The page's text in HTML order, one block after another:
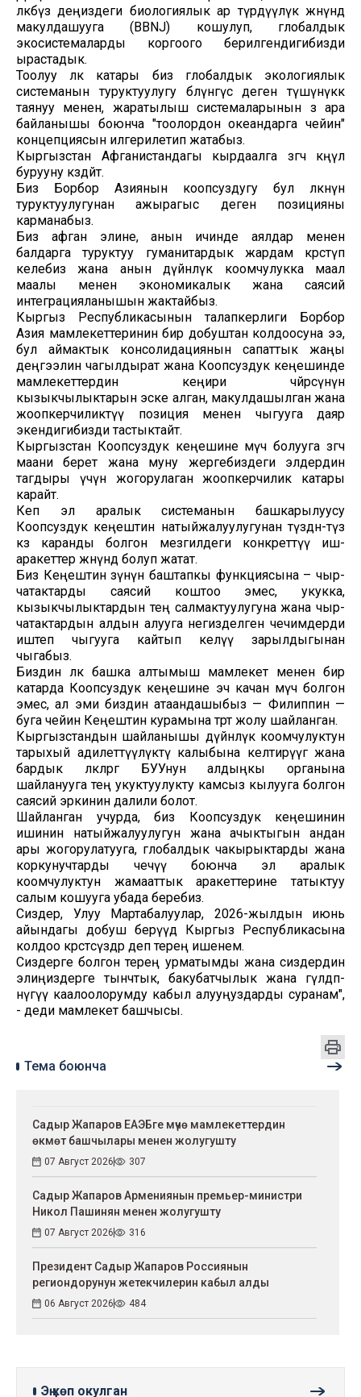
өлкөбүз деңиздеги биологиялык ар түрдүүлүк жөнүндө
макулдашууга (BBNJ) кошулуп, глобалдык
экосистемаларды коргоого берилгендигибизди
ырастадык.
Тоолуу өлкө катары биз глобалдык экологиялык
системанын туруктуулугу бөлүнгүс деген түшүнүккө
таянуу менен, жаратылыш системаларынын өз ара
байланышы боюнча "тоолордон океандарга чейин"
концепциясын илгерилетип жатабыз.
Кыргызстан Афганистандагы кырдаалга өзгөчө көңүл
бурууну көздөйт.
Биз Борбор Азиянын коопсуздугу бул өлкөнүн
туруктуулугунан ажырагыс деген позицияны
карманабыз.
Биз афган элине, анын ичинде аялдар менен
балдарга туруктуу гуманитардык жардам көрсөтүп
келебиз жана анын дүйнөлүк коомчулукка маал
маалы менен экономикалык жана саясий
интеграцияланышын жактайбыз.
Кыргыз Республикасынын талапкерлиги Борбор
Азия мамлекеттеринин бир добуштан колдоосуна ээ,
бул аймактык консолидациянын сапаттык жаңы
деңгээлин чагылдырат жана Коопсуздук кеңешинде
мамлекеттердин кеңири чөйрөсүнүн
кызыкчылыктарын эске алган, макулдашылган жана
жоопкерчиликтүү позиция менен чыгууга даяр
экендигибизди тастыктайт.
Кыргызстан Коопсуздук кеңешине мүчө болууга өзгөчө
маани берет жана муну жергебиздеги элдердин
тагдыры үчүн жогорулаган жоопкерчилик катары
карайт.
Кеп эл аралык системанын башкарылуусу
Коопсуздук кеңештин натыйжалуулугунан түздөн-түз
көз каранды болгон мезгилдеги конкреттүү иш-
аракеттер жөнүндө болуп жатат.
Биз Кеңештин өзүнүн баштапкы функциясына – чыр-
чатактарды саясий коштоо эмес, укукка,
кызыкчылыктардын тең салмактуулугуна жана чыр-
чатактардын алдын алууга негизделген чечимдерди
иштеп чыгууга кайтып келүү зарылдыгынан
чыгабыз.
Биздин өлкө башка алтымыш мамлекет менен бир
катарда Коопсуздук кеңешине эч качан мүчө болгон
эмес, ал эми биздин атаандашыбыз — Филиппин —
буга чейин Кеңештин курамына төрт жолу шайланган.
Кыргызстандын шайланышы дүйнөлүк коомчулуктун
тарыхый адилеттүүлүктү калыбына келтирүүгө жана
бардык өлкөлөргө БУУнун алдыңкы органына
шайланууга тең укуктуулукту камсыз кылууга болгон
саясий эркинин далили болот.
Шайланган учурда, биз Коопсуздук кеңешинин
ишинин натыйжалуулугун жана ачыктыгын андан
ары жогорулатууга, глобалдык чакырыктарды жана
коркунучтарды чечүү боюнча эл аралык
коомчулуктун жамааттык аракеттерине татыктуу
салым кошууга убада беребиз.
Сиздер, Улуу Мартабалуулар, 2026-жылдын июнь
айындагы добуш берүүдө Кыргыз Республикасына
колдоо көрсөтөсүздөр деп терең ишенем.
Сиздерге болгон терең урматымды жана сиздердин
элиңиздерге тынчтык, бакубатчылык жана гүлдөп-
өнүгүү каалоолорумду кабыл алууңуздарды суранам",
- деди мамлекет башчысы.
Тема боюнча
Садыр Жапаров ЕАЭБге мүчө мамлекеттердин
өкмөт башчылары менен жолугушту
07 Август 2026 307
Садыр Жапаров Армениянын премьер-министри
Никол Пашинян менен жолугушту
07 Август 2026 316
Президент Садыр Жапаров Россиянын
региондорунун жетекчилерин кабыл алды
06 Август 2026 484
Эң көп окулган